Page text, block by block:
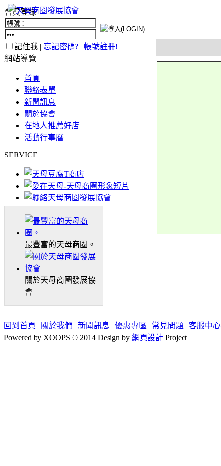
會員登錄
記住我 | 忘記密碼? | 帳號註冊!
網站導覽
首頁
聯絡表單
新聞訊息
關於協會
在地人推薦好店
活動行事曆
SERVICE
最豐富的天母商圈。
關於天母商圈發展協
會
回到首頁 | 關於我們 | 新聞訊息 | 優惠專區 | 常見問題 | 客服中心
Powered by XOOPS © 2014 Design by 網頁設計 Project